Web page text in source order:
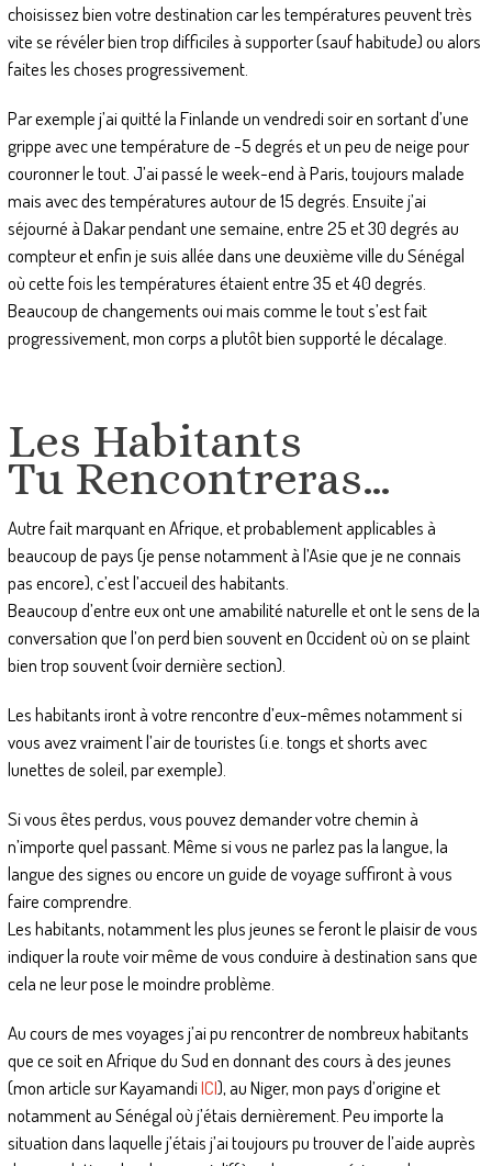
choisissez bien votre destination car les températures peuvent très
vite se révéler bien trop difficiles à supporter (sauf habitude) ou alors
faites les choses progressivement.
Par exemple j’ai quitté la Finlande un vendredi soir en sortant d’une
grippe avec une température de -5 degrés et un peu de neige pour
couronner le tout. J’ai passé le week-end à Paris, toujours malade
mais avec des températures autour de 15 degrés. Ensuite j’ai
séjourné à Dakar pendant une semaine, entre 25 et 30 degrés au
compteur et enfin je suis allée dans une deuxième ville du Sénégal
où cette fois les températures étaient entre 35 et 40 degrés.
Beaucoup de changements oui mais comme le tout s’est fait
progressivement, mon corps a plutôt bien supporté le décalage.
Les Habitants
Tu Rencontreras…
Autre fait marquant en Afrique, et probablement applicables à
beaucoup de pays (je pense notamment à l’Asie que je ne connais
pas encore), c’est l’accueil des habitants.
Beaucoup d’entre eux ont une amabilité naturelle et ont le sens de la
conversation que l’on perd bien souvent en Occident où on se plaint
bien trop souvent (voir dernière section).
Les habitants iront à votre rencontre d’eux-mêmes notamment si
vous avez vraiment l’air de touristes (i.e. tongs et shorts avec
lunettes de soleil, par exemple).
Si vous êtes perdus, vous pouvez demander votre chemin à
n’importe quel passant. Même si vous ne parlez pas la langue, la
langue des signes ou encore un guide de voyage suffiront à vous
faire comprendre.
Les habitants, notamment les plus jeunes se feront le plaisir de vous
indiquer la route voir même de vous conduire à destination sans que
cela ne leur pose le moindre problème.
Au cours de mes voyages j’ai pu rencontrer de nombreux habitants
que ce soit en Afrique du Sud en donnant des cours à des jeunes
(mon article sur KayamandiICI), au Niger, mon pays d’origine et
notamment au Sénégal où j’étais dernièrement. Peu importe la
situation dans laquelle j’étais j’ai toujours pu trouver de l’aide auprès